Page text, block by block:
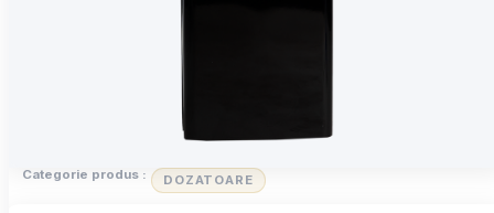
Categorie produs : DOZATOARE